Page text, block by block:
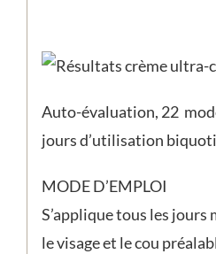
Auto-évaluation, 22
jours d’utilisation
MODE D’EMPLOI
S’applique tous les
le visage et le cou